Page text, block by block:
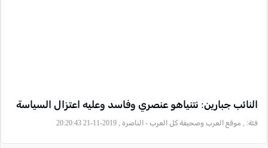
النائب جبارين: نتنياهو عنصري وفاسد وعليه اعتزال السياسة
فئة: , موقع العرب وصحيفة كل العرب - الناصرة , 2019-11-21 20:20:43